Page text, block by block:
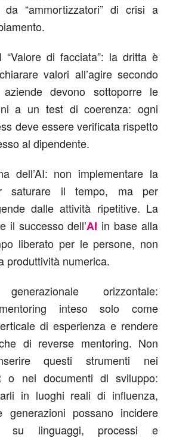
da “ammortizzatori” di crisi a
“Valore di facciata”: la dritta è
valori all’agire secondo
devono sottoporre le
a un test di coerenza: ogni
deve essere verificata rispetto
al dipendente.
dell’AI: non implementare la
saturare il tempo, ma per
dalle attività ripetitive. La
il successo dell’AI in base alla
liberato per le persone, non
produttività numerica.
orizzontale:
inteso solo come
di esperienza e rendere
di reverse mentoring. Non
questi strumenti nei
o nei documenti di sviluppo:
in luoghi reali di influenza,
possano incidere
su linguaggi, processi e